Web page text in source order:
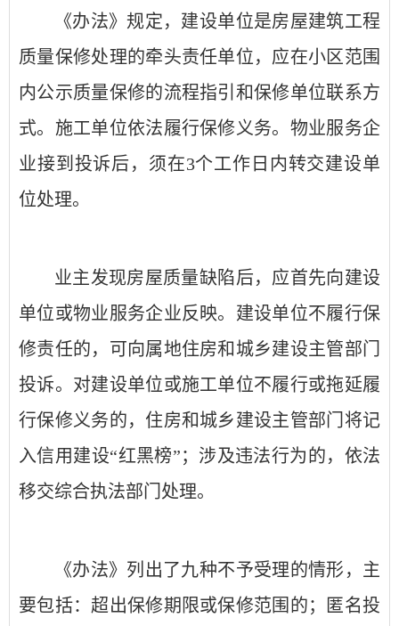
《办法》规定，建设单位是房屋建筑工程
质量保修处理的牵头责任单位，应在小区范围
内公示质量保修的流程指引和保修单位联系方
式。施工单位依法履行保修义务。物业服务企
业接到投诉后，须在3个工作日内转交建设单
位处理。
业主发现房屋质量缺陷后，应首先向建设
单位或物业服务企业反映。建设单位不履行保
修责任的，可向属地住房和城乡建设主管部门
投诉。对建设单位或施工单位不履行或拖延履
行保修义务的，住房和城乡建设主管部门将记
入信用建设“红黑榜”；涉及违法行为的，依法
移交综合执法部门处理。
《办法》列出了九种不予受理的情形，主
要包括：超出保修期限或保修范围的；匿名投